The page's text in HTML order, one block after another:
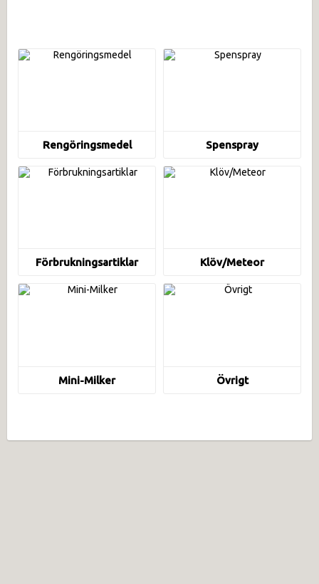
Rengöringsmedel Spenspray
F­ö­r­b­r­u­k­n­i­n­g­s­a­r­t­i­k­l­a­r Klöv/Meteor
Mini-Milker Övrigt